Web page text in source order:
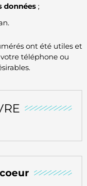
données ;
ont été utiles et
téléphone ou